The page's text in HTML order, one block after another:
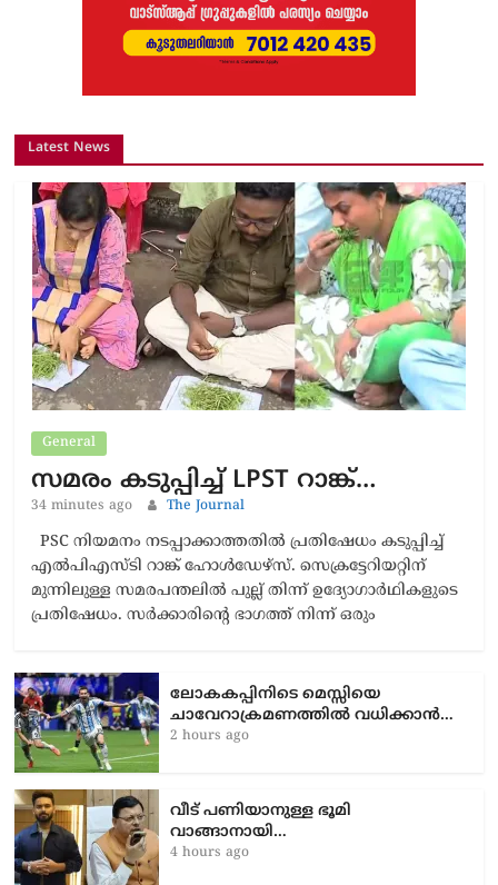
Latest News
General
സമരം കടുപ്പിച്ച് LPST റാങ്ക്…
34 minutes ago The Journal
PSC നിയമനം നടപ്പാക്കാത്തതിൽ പ്രതിഷേധം കടുപ്പിച്ച്
എൽപിഎസ്ടി റാങ്ക് ഹോൾഡേഴ്സ്. സെക്രട്ടേറിയറ്റിന്
മുന്നിലുള്ള സമരപന്തലിൽ പുല്ല് തിന്ന് ഉദ്യോഗാർഥികളുടെ
പ്രതിഷേധം. സർക്കാരിന്റെ ഭാഗത്ത് നിന്ന് ഒരും
ലോകകപ്പിനിടെ മെസ്സിയെ
ചാവേറാക്രമണത്തിൽ വധിക്കാൻ…
2 hours ago
വീട് പണിയാനുള്ള ഭൂമി
വാങ്ങാനായി…
4 hours ago